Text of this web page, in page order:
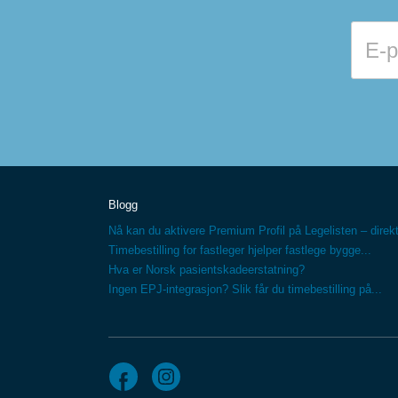
Blogg
Nå kan du aktivere Premium Profil på Legelisten –
Timebestilling for fastleger hjelper fastlege bygge...
Hva er Norsk pasientskadeerstatning?
Ingen EPJ-integrasjon? Slik får du timebestilling på...